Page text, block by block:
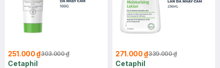
251.000 ₫303.000 ₫
Cetaphil
271.000 ₫339.000 ₫
Cetaphil